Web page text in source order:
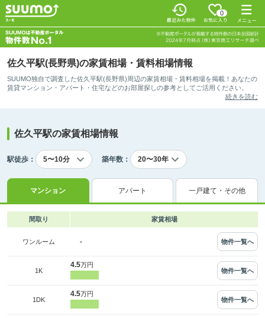
0
佐久平駅(長野県)の家賃相場・賃料相場情報
SUUMO独自で調査した佐久平駅(長野県)周辺の家賃相場・賃料相場を掲載！あなたの
賃貸マンション・アパート・住宅などのお部屋探しの参考としてご活用ください。
続きを読む
佐久平駅の家賃相場情報
駅徒歩： 築年数：
マンション アパート 一戸建て・その他
間取り 家賃相場
ワンルーム - 物件一覧へ
1K
4.5万円
物件一覧へ
1DK
4.5万円
物件一覧へ